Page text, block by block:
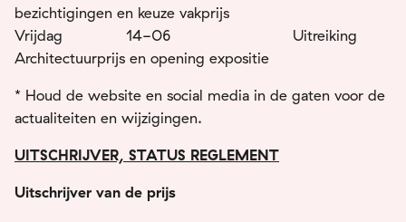
bezichtigingen en keuze vakprijs
Vrijdag 14-06 Uitreiking
Architectuurprijs en opening expositie
* Houd de website en social media in de gaten voor de
actualiteiten en wijzigingen.
UITSCHRIJVER, STATUS REGLEMENT
Uitschrijver van de prijs